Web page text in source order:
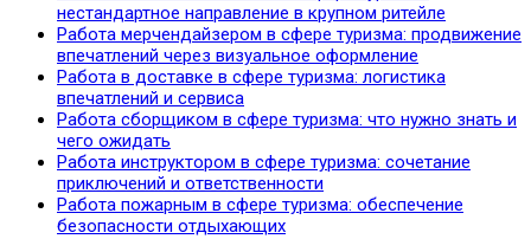
нестандартное направление в крупном ритейле
Работа мерчендайзером в сфере туризма: продвижение
впечатлений через визуальное оформление
Работа в доставке в сфере туризма: логистика
впечатлений и сервиса
Работа сборщиком в сфере туризма: что нужно знать и
чего ожидать
Работа инструктором в сфере туризма: сочетание
приключений и ответственности
Работа пожарным в сфере туризма: обеспечение
безопасности отдыхающих